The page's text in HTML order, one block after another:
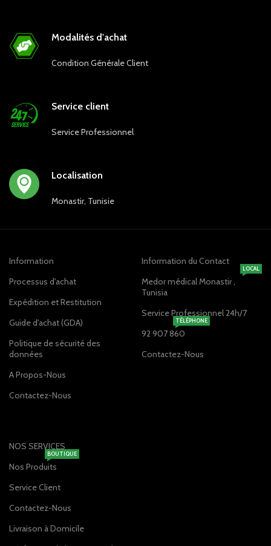
Modalités d'achat
Condition Générale Client
Service client
Service Professionnel
Localisation
Monastir, Tunisie
Information
Processus d'achat
Expédition et Restitution
Guide d'achat (GDA)
Politique de sécurité des
données
A Propos-Nous
Contactez-Nous
Information du Contact
Medor médical Monastir ,
Tunisia
LOCAL
Service Professionnel 24h/7
92 907 860
TÉLÉPHONE
Contactez-Nous
NOS SERVICES
Nos Produits
BOUTIQUE
Service Client
Contactez-Nous
Livraison à Domicile